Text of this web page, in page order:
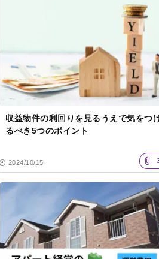
収益物件の利回りを見るうえで気をつ
るべき5つのポイント
2024/10/15